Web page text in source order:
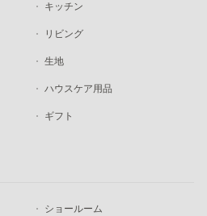
キッチン
リビング
生地
ハウスケア用品
ギフト
ショールーム